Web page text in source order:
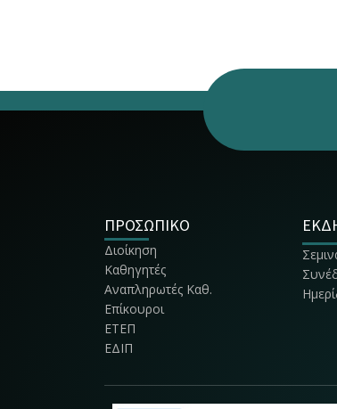
ΠΡΟΣΩΠΙΚΟ
Διοίκηση
Καθηγητές
Αναπληρωτές Καθ.
Επίκουροι
ΕΤΕΠ
ΕΔΙΠ